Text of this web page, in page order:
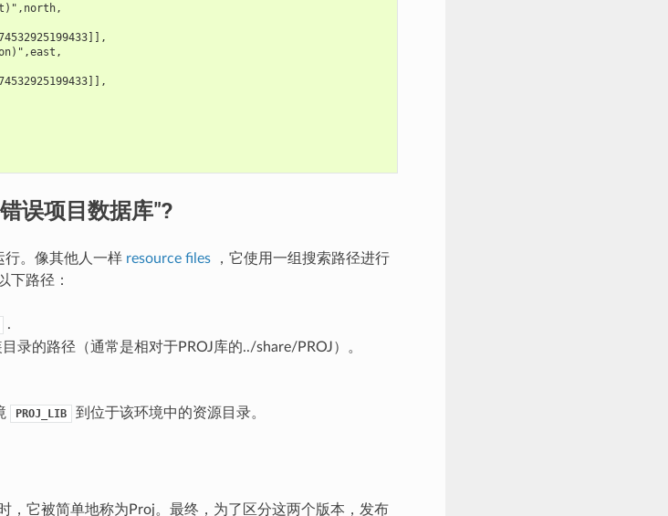
误项目数据库"?
。像其他人一样 resource files，它使用一组搜索路径进行
下路径：
.
录的路径（通常是相对于PROJ库的../share/PROJ）。
PROJ_LIB 到位于该环境中的资源目录。
，它被简单地称为Proj。最终，为了区分这两个版本，发布